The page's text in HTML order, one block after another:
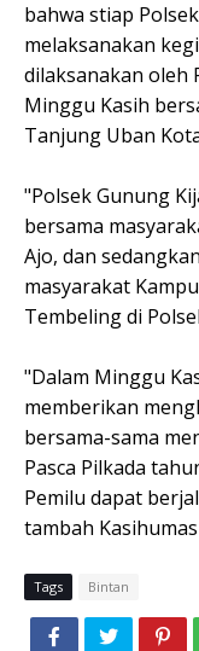
bahwa stiap
melaksanakan
dilaksanakan oleh
Minggu Kasih
Tanjung Uban
"Polsek Gunung
bersama
Ajo, dan
masyarakat
Tembeling di
"Dalam Minggu
memberikan
bersama-sama
Pasca Pilkada
Pemilu dapat
tambah
Tags Bintan